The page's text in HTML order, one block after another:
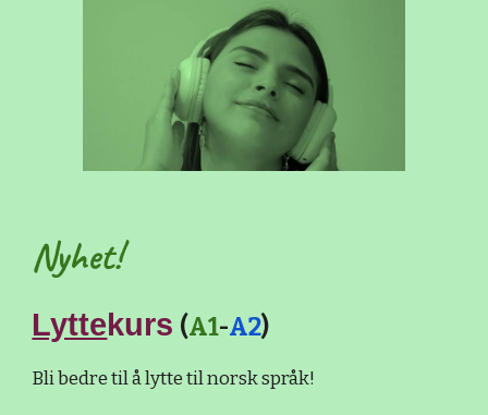
Nyhet!
Lyttekurs (A1-A2)
Bli bedre til å lytte til norsk språk!